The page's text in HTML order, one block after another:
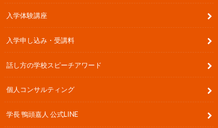
入学体験講座
入学申し込み・受講料
話し方の学校スピーチアワード
個人コンサルティング
学長 鴨頭嘉人 公式LINE